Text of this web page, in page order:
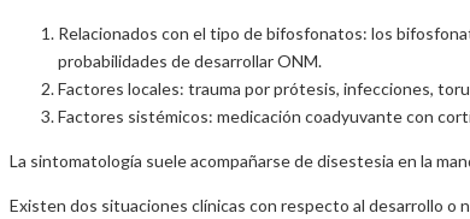
Relacionados con el tipo de bifosfonatos: los
probabilidades de desarrollar ONM.
Factores locales: trauma por prótesis, infecciones,
Factores sistémicos: medicación coadyuvante con
La sintomatología suele acompañarse de disestesia en la
Existen dos situaciones clínicas con respecto al desarrollo